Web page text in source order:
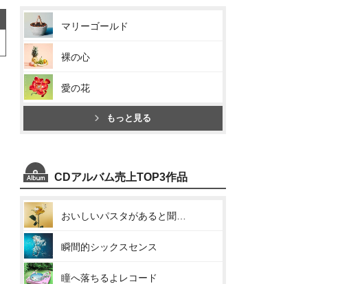
マリーゴールド
裸の心
愛の花
もっと見る
CDアルバム売上TOP3作品
瞬間的シックスセンス
瞳へ落ちるよレコード